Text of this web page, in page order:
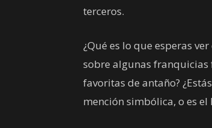
terceros.
¿Qué es lo que esperas
sobre algunas franquicias
favoritas de antaño?
mención simbólica, o es